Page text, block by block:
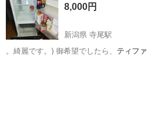
きます😊 ■状態 新品未使用...
8,000円
新潟県 寺尾駅
。綺麗です。) 御希望でしたら、 ティフ